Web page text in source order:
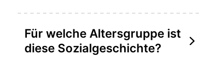
Für welche Altersgruppe ist
diese Sozialgeschichte?